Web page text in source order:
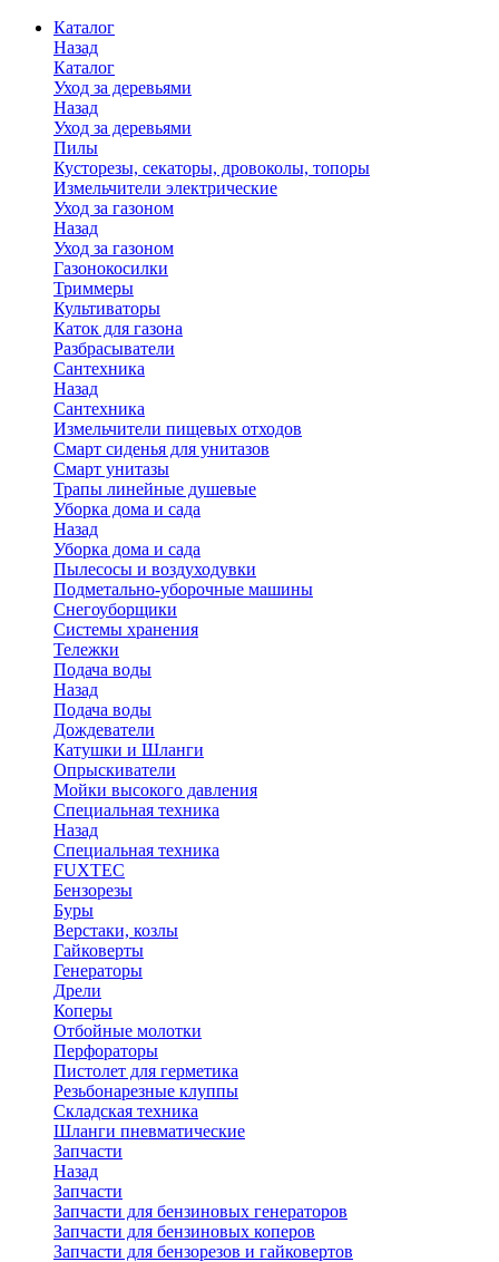
Каталог
Назад
Каталог
Уход за деревьями
Назад
Уход за деревьями
Пилы
Кусторезы, секаторы, дровоколы, топоры
Измельчители электрические
Уход за газоном
Назад
Уход за газоном
Газонокосилки
Триммеры
Культиваторы
Каток для газона
Разбрасыватели
Сантехника
Назад
Сантехника
Измельчители пищевых отходов
Смарт сиденья для унитазов
Смарт унитазы
Трапы линейные душевые
Уборка дома и сада
Назад
Уборка дома и сада
Пылесосы и воздуходувки
Подметально-уборочные машины
Снегоуборщики
Системы хранения
Тележки
Подача воды
Назад
Подача воды
Дождеватели
Катушки и Шланги
Опрыскиватели
Мойки высокого давления
Специальная техника
Назад
Специальная техника
FUXTEC
Бензорезы
Буры
Верстаки, козлы
Гайковерты
Генераторы
Дрели
Коперы
Отбойные молотки
Перфораторы
Пистолет для герметика
Резьбонарезные клуппы
Складская техника
Шланги пневматические
Запчасти
Назад
Запчасти
Запчасти для бензиновых генераторов
Запчасти для бензиновых коперов
Запчасти для бензорезов и гайковертов